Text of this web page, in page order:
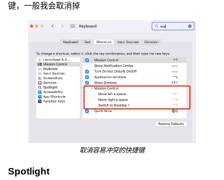
键，一般我会取消掉
取消容易冲突的快捷键
Spotlight